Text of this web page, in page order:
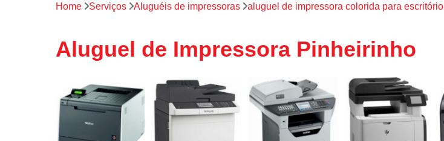
Home Serviços Aluguéis de impressoras aluguel de impressora colorida para escritório
Aluguel de Impressora Pinheirinho